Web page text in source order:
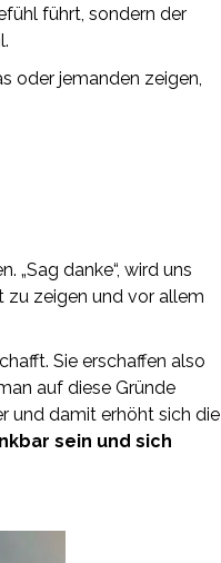
führt, sondern der
oder jemanden zeigen,
„Sag danke“, wird uns
zu zeigen und vor allem
Sie erschaffen also
auf diese Gründe
und damit erhöht sich die
sein und sich